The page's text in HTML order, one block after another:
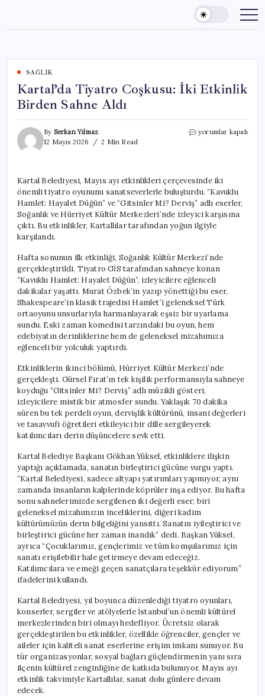
content
SAĞLIK
Kartal’da Tiyatro Coşkusu: İki Etkinlik
Birden Sahne Aldı
By Serkan Yılmaz
12 Mayıs 2026
2 Min Read
Kartal’da
Birden
Sahne
Aldı
için
yorumlar kapalı
Kartal Belediyesi, Mayıs ayı etkinlikleri çerçevesinde iki
önemli tiyatro oyununu sanatseverlerle buluşturdu. “Kavuklu
Hamlet: Hayalet Düğün” ve “Gitsinler Mi? Derviş” adlı eserler,
Soğanlık ve Hürriyet Kültür Merkezleri’nde izleyici karşısına
çıktı. Bu etkinlikler, Kartallılar tarafından yoğun ilgiyle
karşılandı.
Hafta sonunun ilk etkinliği, Soğanlık Kültür Merkezi’nde
gerçekleştirildi. Tiyatro GİS tarafından sahneye konan
“Kavuklu Hamlet: Hayalet Düğün”, izleyicilere eğlenceli
dakikalar yaşattı. Murat Özbek’in yazıp yönettiği bu eser,
Shakespeare’in klasik trajedisi Hamlet’i geleneksel Türk
ortaoyunu unsurlarıyla harmanlayarak eşsiz bir uyarlama
sundu. Eski zaman komedisi tarzındaki bu oyun, hem
edebiyatın derinliklerine hem de geleneksel mizahımıza
eğlenceli bir yolculuk yaptırdı.
Etkinliklerin ikinci bölümü, Hürriyet Kültür Merkezi’nde
gerçekleşti. Gürsel Fırat’ın tek kişilik performansıyla sahneye
koyduğu “Gitsinler Mi? Derviş” adlı müzikli gösteri,
izleyicilere mistik bir atmosfer sundu. Yaklaşık 70 dakika
süren bu tek perdeli oyun, dervişlik kültürünü, insani değerleri
ve tasavvufi öğretileri etkileyici bir dille sergileyerek
katılımcıları derin düşüncelere sevk etti.
Kartal Belediye Başkanı Gökhan Yüksel, etkinliklere ilişkin
yaptığı açıklamada, sanatın birleştirici gücüne vurgu yaptı.
“Kartal Belediyesi, sadece altyapı yatırımları yapmıyor, aynı
zamanda insanların kalplerinde köprüler inşa ediyor. Bu hafta
sonu sahnelerimizde sergilenen iki değerli eser; biri
geleneksel mizahımızın inceliklerini, diğeri kadim
kültürümüzün derin bilgeliğini yansıttı. Sanatın iyileştirici ve
birleştirici gücüne her zaman inandık” dedi. Başkan Yüksel,
ayrıca “Çocuklarımız, gençlerimiz ve tüm komşularımız için
sanatı erişilebilir hale getirmeye devam edeceğiz.
Katılımcılara ve emeği geçen sanatçılara teşekkür ediyorum”
ifadelerini kullandı.
Kartal Belediyesi, yıl boyunca düzenlediği tiyatro oyunları,
konserler, sergiler ve atölyelerle İstanbul’un önemli kültürel
merkezlerinden biri olmayı hedefliyor. Ücretsiz olarak
gerçekleştirilen bu etkinlikler, özellikle öğrenciler, gençler ve
aileler için kaliteli sanat eserlerine erişim imkanı sunuyor. Bu
tür organizasyonlar, sosyal bağları güçlendirmenin yanı sıra
ilçenin kültürel zenginliğine de katkıda bulunuyor. Mayıs ayı
etkinlik takvimiyle Kartallılar, sanat dolu günlere devam
edecek.